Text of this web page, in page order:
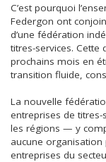
C’est pourquoi
Federgon ont
d’une fédération
titres-services.
prochains mois en
transition fluide,
La nouvelle
entreprises de
les régions — y
aucune
entreprises du